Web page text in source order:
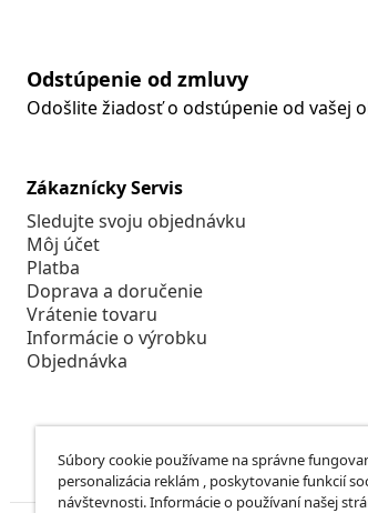
Odstúpenie od zmluvy
Odošlite žiadosť o odstúpenie od vašej
Zákaznícky Servis
Sledujte svoju objednávku
Môj účet
Platba
Doprava a doručenie
Vrátenie tovaru
Informácie o výrobku
Objednávka
Súbory cookie používame na správne
personalizácia reklám , poskytovanie funkcií
návštevnosti. Informácie o používaní našej